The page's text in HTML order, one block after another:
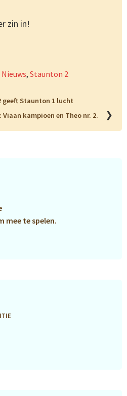
zin in!
Nieuws, Staunton 2
geeft Staunton 1 lucht
Viaan kampioen en Theo nr. 2.
❯
mee te spelen.